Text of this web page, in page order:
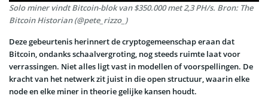
Solo miner vindt Bitcoin-blok van $350.000 met 2,3 PH/s. Bron: The
Bitcoin Historian (@pete_rizzo_)
Deze gebeurtenis herinnert de cryptogemeenschap eraan dat
Bitcoin, ondanks schaalvergroting, nog steeds ruimte laat voor
verrassingen. Niet alles ligt vast in modellen of voorspellingen. De
kracht van het netwerk zit juist in die open structuur, waarin elke
node en elke miner in theorie gelijke kansen houdt.